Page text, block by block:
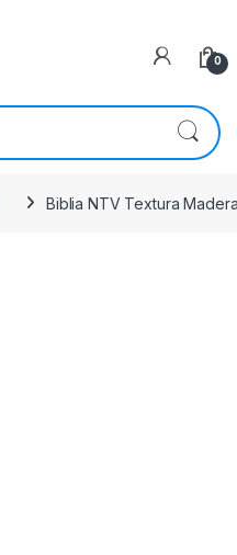
0
Biblia NTV Textura